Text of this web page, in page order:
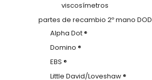
viscosímetros
partes de recambio 2º mano DOD
Alpha Dot ®
Domino ®
EBS ®
Little David/Loveshaw ®